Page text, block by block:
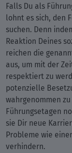
Falls Du als
lohnt es sich, den
suchen. Denn
Reaktion Deines
reichen die
aus, um mit der
respektiert zu
potenzielle
wahrgenommen
Führungsetagen
sie Dir neue
Probleme wie
verhindern.